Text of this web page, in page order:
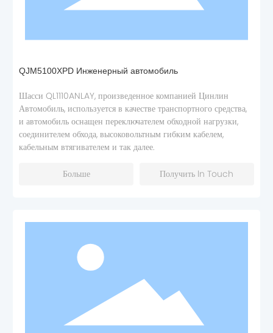
QJM5100XPD Инженерный автомобиль
Шасси QL1110ANLAY, произведенное компанией Цинлин
Автомобиль, используется в качестве транспортного средства,
и автомобиль оснащен переключателем обходной нагрузки,
соединителем обхода, высоковольтным гибким кабелем,
кабельным втягивателем и так далее.
Больше Получить ln Touch